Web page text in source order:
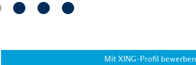
Mit XING-Profil bewerben